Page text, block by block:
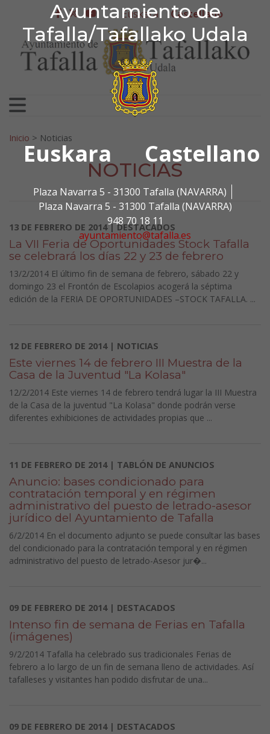
Ayuntamiento de
Tafalla/Tafallako Udala
Euskara Castellano
Plaza Navarra 5 - 31300 Tafalla (NAVARRA)
Plaza Navarra 5 - 31300 Tafalla (NAVARRA)
948 70 18 11
ayuntamiento@tafalla.es
Ir al contenido
Ayuntamiento de
facebook
twitter
youtube
Euskera Castellano
Search for:
Inicio > Noticias
NOTICIAS
13 DE FEBRERO DE 2014 | DESTACADOS
La VII Feria de Oportunidades Stock Tafalla
se celebrará los días 22 y 23 de febrero
13/2/2014 El último fin de semana de febrero, sábado 22 y
domingo 23 el Frontón de Escolapios acogerá la séptima
edición de la FERIA DE OPORTUNIDADES –STOCK TAFALLA. ...
12 DE FEBRERO DE 2014 | NOTICIAS
Este viernes 14 de febrero III Muestra de la
Casa de la Juventud "La Kolasa"
12/2/2014 Este viernes 14 de febrero tendrá lugar la III Muestra
de la Casa de la juventud "La Kolasa" donde podrán verse
diferentes exhibiciones de actividades propias que ...
11 DE FEBRERO DE 2014 | TABLÓN DE ANUNCIOS
Anuncio: bases condiciona​do para
contrataci​ón temporal y en régimen
administrativo del puesto de letrado-asesor
jurídico del Ayuntamien​to de Tafalla
6/2/2014 En el documento adjunto se puede consultar las bases
del condicionado para la contratación temporal y en régimen
administrativo del puesto de letrado-Asesor jur�...
09 DE FEBRERO DE 2014 | DESTACADOS
Intenso fin de semana de Ferias en Tafalla
(imágenes)
9/2/2014 Tafalla ha celebrado sus tradicionales Ferias de
febrero a lo largo de un fin de semana lleno de actividades. Así
tafalleses y visitantes han podido disfrutar de una...
09 DE FEBRERO DE 2014 | DESTACADOS